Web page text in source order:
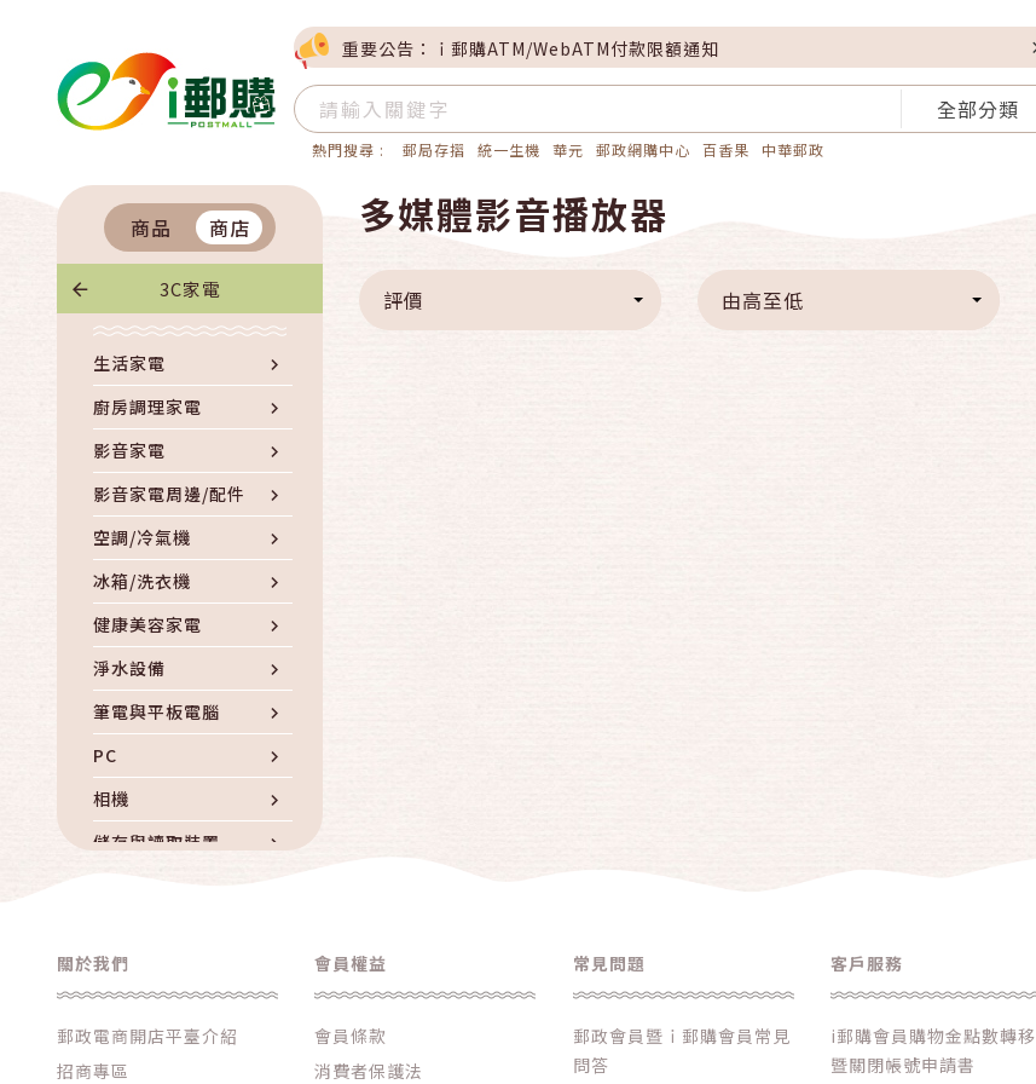
重要公告：ｉ郵購ATM/WebATM付款限額通知
全部分類
熱門搜尋 : 郵局存摺 統一生機 華元 郵政網購中心 百香果 中華郵政
商品 商店
3C家電
生活家電
廚房調理家電
影音家電
影音家電周邊/配件
空調/冷氣機
冰箱/洗衣機
健康美容家電
淨水設備
筆電與平板電腦
PC
相機
儲存與讀取裝置
電腦周邊與耗材
品牌手機
通信產品
多媒體影音播放器
評價 由高至低
關於我們
郵政電商開店平臺介紹
招商專區
會員權益
會員條款
消費者保護法
常見問題
郵政會員暨ｉ郵購會員常見
問答
客戶服務
i郵購會員購物金點數轉移
暨關閉帳號申請書